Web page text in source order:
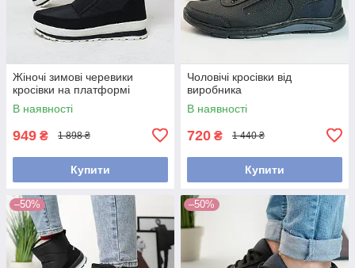
Жіночі зимові черевики
кросівки на платформі
В наявності
949 ₴ 1 898 ₴
Купити
Чоловічі кросівки від
виробника
В наявності
720 ₴ 1 440 ₴
Купити
–50% –50%